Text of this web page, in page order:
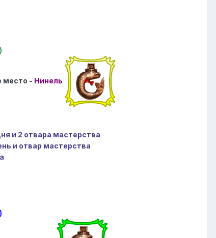
место - Нинель
и 2 отвара мастерства
и отвар мастерства